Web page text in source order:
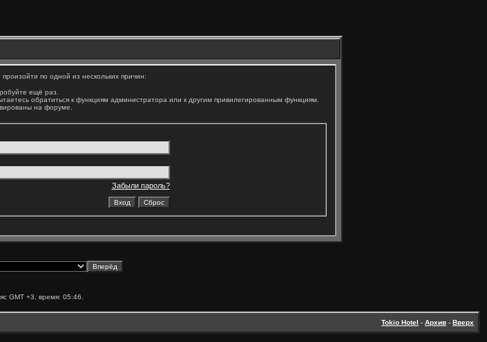
по одной из нескольких причин:
ещё раз.
обратиться к функциям администратора или к другим привилегированным функциям.
на форуме.
Забыли пароль?
GMT +3, время: 05:46
Tokio Hotel - Архив - Вверх